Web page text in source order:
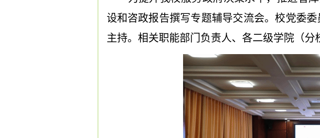
设和咨政报告撰写专题辅导交流会。校党委
主持。相关职能部门负责人、各二级学院（分